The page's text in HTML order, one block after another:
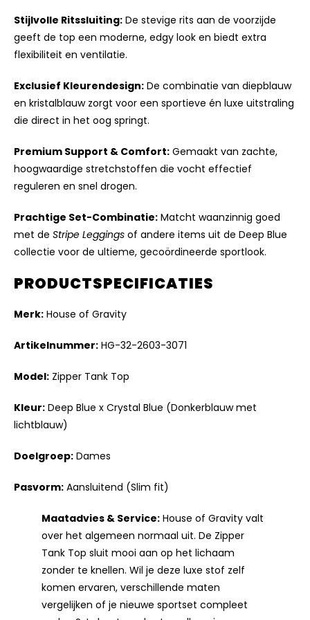
Stijlvolle Ritssluiting: De stevige rits aan de voorzijde
geeft de top een moderne, edgy look en biedt extra
flexibiliteit en ventilatie.
Exclusief Kleurendesign: De combinatie van diepblauw
en kristalblauw zorgt voor een sportieve én luxe uitstraling
die direct in het oog springt.
Premium Support & Comfort: Gemaakt van zachte,
hoogwaardige stretchstoffen die vocht effectief
reguleren en snel drogen.
Prachtige Set-Combinatie: Matcht waanzinnig goed
met de Stripe Leggings of andere items uit de Deep Blue
collectie voor de ultieme, gecoördineerde sportlook.
PRODUCTSPECIFICATIES
Merk: House of Gravity
Artikelnummer: HG-32-2603-3071
Model: Zipper Tank Top
Kleur: Deep Blue x Crystal Blue (Donkerblauw met
lichtblauw)
Doelgroep: Dames
Pasvorm: Aansluitend (Slim fit)
Maatadvies & Service: House of Gravity valt
over het algemeen normaal uit. De Zipper
Tank Top sluit mooi aan op het lichaam
zonder te knellen. Wil je deze luxe stof zelf
komen ervaren, verschillende maten
vergelijken of je nieuwe sportset compleet